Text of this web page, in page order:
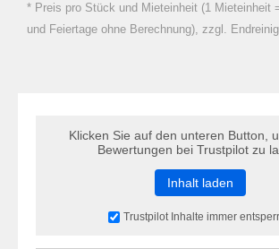
zu Warenkorb
* Preis pro Stück und Mieteinheit (1 Mieteinheit
und Feiertage ohne Berechnung), zzgl.
Klicken Sie auf den unteren Button,
Bewertungen bei Trustpilot zu
Inhalt laden
Trustpilot Inhalte immer